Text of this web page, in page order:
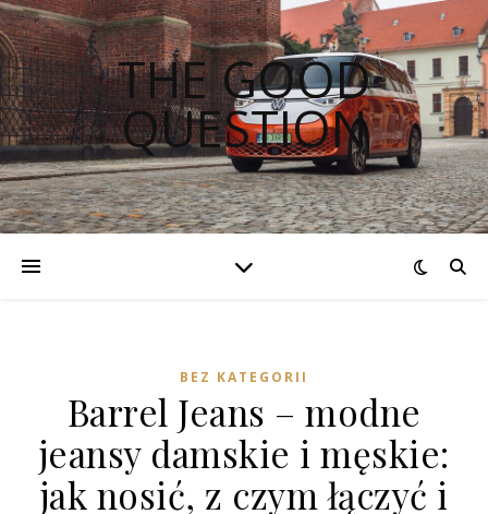
THE GOOD
QUESTION
BEZ KATEGORII
Barrel Jeans – modne
jeansy damskie i męskie:
jak nosić, z czym łączyć i